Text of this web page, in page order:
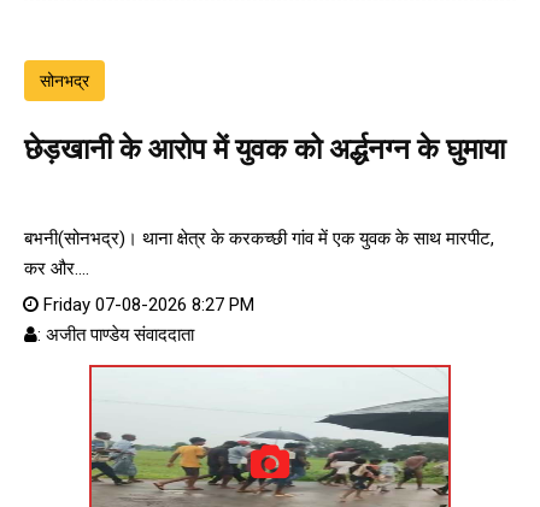
सोनभद्र
छेड़खानी के आरोप में युवक को अर्द्धनग्न के घुमाया
बभनी(सोनभद्र)। थाना क्षेत्र के करकच्छी गांव में एक युवक के साथ मारपीट,
कर और....
Friday 07-08-2026 8:27 PM
: अजीत पाण्डेय संवाददाता